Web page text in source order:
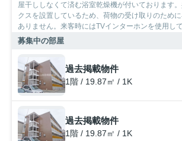
屋干ししなくて済む浴室乾燥機が付いております
クスを設置しているため、荷物の受け取りのため
ありません。来客時にはTVインターホンを使用し
ることがきるので安心感があります。通風良好な物
当社には、こだわり条件や特集が満載です。大阪市
神電鉄阪神なんば出来島付近できっと素敵なお部屋
ょう。
募集中の部屋
過去掲載物件
1階 / 19.87㎡ / 1K
過去掲載物件
1階 / 19.87㎡ / 1K